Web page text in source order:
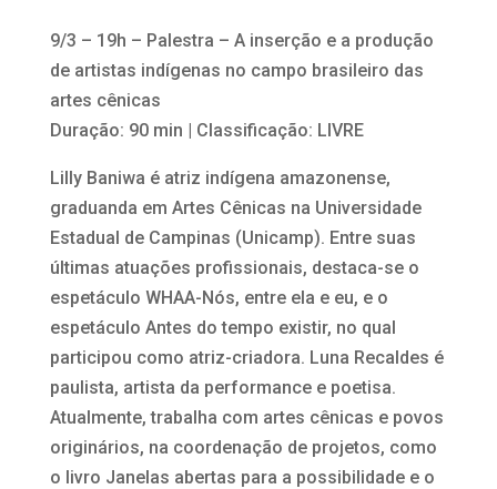
9/3 – 19h – Palestra – A inserção e a produção
de artistas indígenas no campo brasileiro das
artes cênicas
Duração: 90 min | Classificação: LIVRE
Lilly Baniwa é atriz indígena amazonense,
graduanda em Artes Cênicas na Universidade
Estadual de Campinas (Unicamp). Entre suas
últimas atuações profissionais, destaca-se o
espetáculo WHAA-Nós, entre ela e eu, e o
espetáculo Antes do tempo existir, no qual
participou como atriz-criadora. Luna Recaldes é
paulista, artista da performance e poetisa.
Atualmente, trabalha com artes cênicas e povos
originários, na coordenação de projetos, como
o livro Janelas abertas para a possibilidade e o